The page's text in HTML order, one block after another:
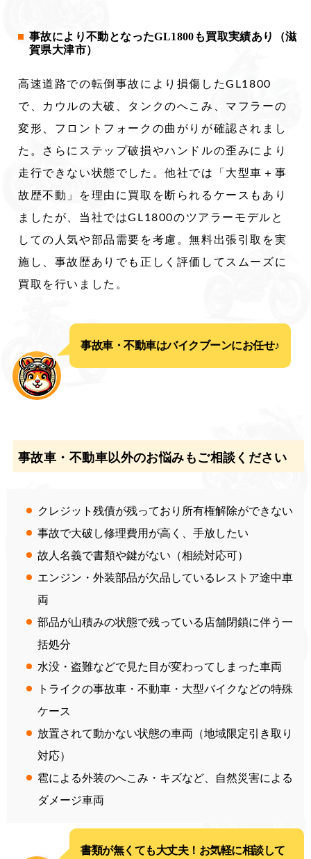
事故により不動となったGL1800も買取実績あり（滋
賀県大津市）
高速道路での転倒事故により損傷したGL1800
で、カウルの大破、タンクのへこみ、マフラーの
変形、フロントフォークの曲がりが確認されまし
た。さらにステップ破損やハンドルの歪みにより
走行できない状態でした。他社では「大型車＋事
故歴不動」を理由に買取を断られるケースもあり
ましたが、当社ではGL1800のツアラーモデルと
しての人気や部品需要を考慮。無料出張引取を実
施し、事故歴ありでも正しく評価してスムーズに
買取を行いました。
事故車・不動車はバイクブーンにお任せ♪
事故車・不動車以外のお悩みもご相談ください
クレジット残債が残っており所有権解除ができない
事故で大破し修理費用が高く、手放したい
故人名義で書類や鍵がない（相続対応可）
エンジン・外装部品が欠品しているレストア途中車
両
部品が山積みの状態で残っている店舗閉鎖に伴う一
括処分
水没・盗難などで見た目が変わってしまった車両
トライクの事故車・不動車・大型バイクなどの特殊
ケース
放置されて動かない状態の車両（地域限定引き取り
対応）
雹による外装のへこみ・キズなど、自然災害による
ダメージ車両
書類が無くても大丈夫！お気軽に相談して